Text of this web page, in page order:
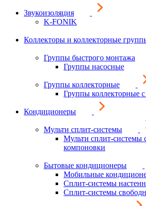
Звукоизоляция
K-FONIK
Коллекторы и коллекторные
Группы быстрого монтажа
Группы насосные
Группы коллекторные
Группы коллекторные
Кондиционеры
Мульти сплит-системы
Мульти сплит-системы
компоновки
Бытовые кондиционеры
Мобильные
Сплит-системы
Сплит-системы